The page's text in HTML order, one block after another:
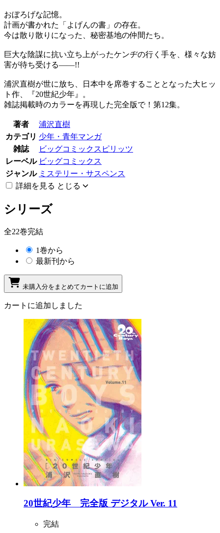
おぼろげな記憶。
計画が書かれた「よげんの書」の存在。
今は散り散りになった、秘密基地の仲間たち。
巨大な陰謀に抗い立ち上がったケンヂの行く手を、様々な妨
害が待ち受ける――!!
浦沢直樹が世に放ち、日本中を席巻することとなった大ヒッ
ト作、『20世紀少年』。
雑誌掲載時のカラーを再現した完全版で！第12集。
著者
浦沢直樹
カテゴリ 少年・青年マンガ
雑誌
ビッグコミックスピリッツ
レーベル ビッグコミックス
ジャンル ミステリー・サスペンス
詳細を見る とじる
シリーズ
全22巻完結
1巻から
最新刊から
未購入分をまとめてカートに追加
カートに追加しました
20世紀少年 完全版 デジタル Ver. 11
完結